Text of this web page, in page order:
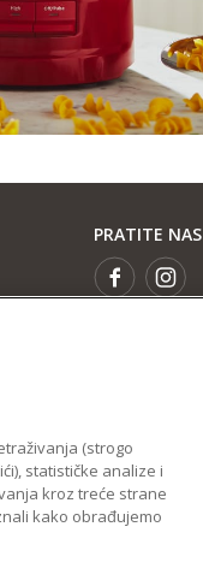
PRATITE NAS
(strogo
statističke analize i
kroz treće strane
kako obrađujemo